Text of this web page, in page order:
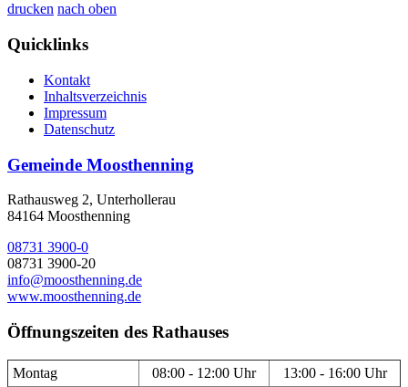
drucken nach oben
Quicklinks
Kontakt
Inhaltsverzeichnis
Impressum
Datenschutz
Gemeinde Moosthenning
Rathausweg 2, Unterhollerau
84164 Moosthenning
08731 3900-0
08731 3900-20
info@moosthenning.de
www.moosthenning.de
Öffnungszeiten des Rathauses
Montag 08:00 - 12:00 Uhr
13:00 - 16:00 Uhr